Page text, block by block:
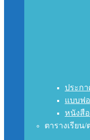
ประก
แบบฟ
หนังสื
ตารางเรียน